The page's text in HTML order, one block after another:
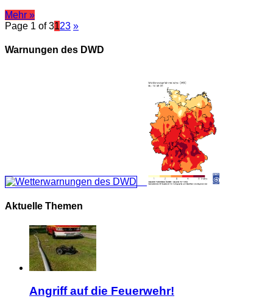
Mehr »
Page 1 of 3123 »
Warnungen des DWD
Aktuelle Themen
Angriff auf die Feuerwehr!